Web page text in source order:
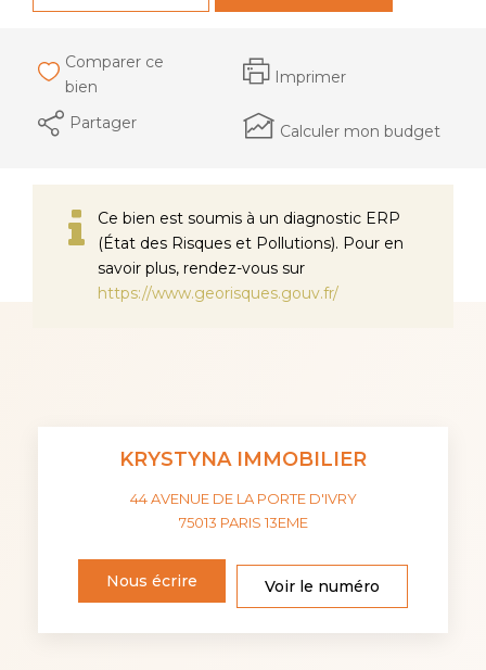
Comparer ce
bien
Imprimer
Partager Calculer mon budget
Ce bien est soumis à un diagnostic ERP
(État des Risques et Pollutions). Pour en
savoir plus, rendez-vous sur
https://www.georisques.gouv.fr/
KRYSTYNA IMMOBILIER
44 AVENUE DE LA PORTE D'IVRY
75013 PARIS 13EME
Nous écrire Voir le numéro